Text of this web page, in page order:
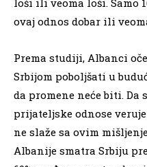
ovaj odnos dobar ili
Prema studiji, Albanci
Srbijom poboljšati u
da promene neće biti. Da
prijateljske odnose veruje
ne slaže sa ovim
Albanije smatra Srbiju